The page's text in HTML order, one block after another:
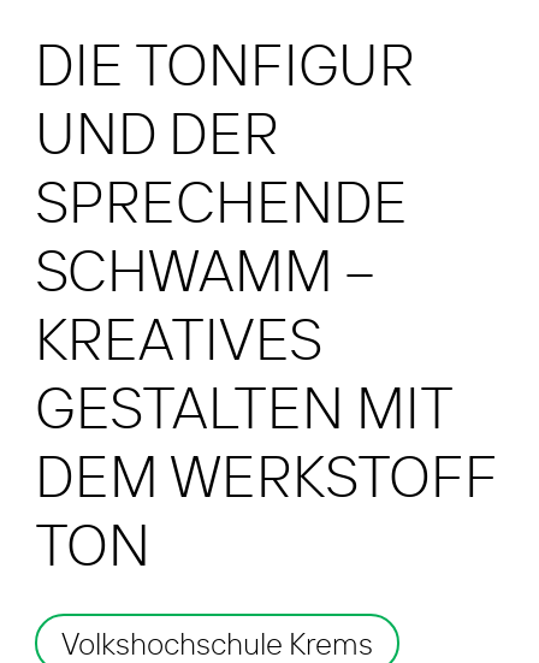
DIE TONFIGUR
UND DER
SPRECHENDE
SCHWAMM –
KREATIVES
GESTALTEN MIT
DEM WERKSTOFF
TON
Volkshochschule Krems